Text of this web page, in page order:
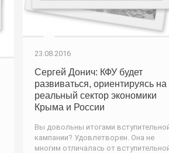
23.08.2016
Сергей Донич: КФУ будет
развиваться, ориентируясь на
реальный сектор экономики
Крыма и России
Вы довольны итогами
кампании? Удовлетворен. Она не
многим отличалась от